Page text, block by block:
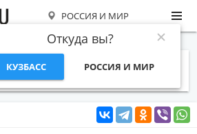
РОССИЯ И МИР
Откуда вы?
КУЗБАСС РОССИЯ И МИР
СТАТЬИ ТЕМЫ ФОТО